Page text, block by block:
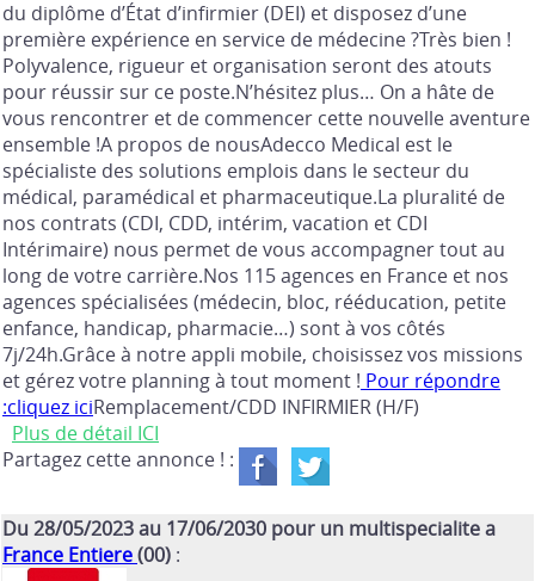
du diplôme d’État d’infirmier (DEI) et disposez d’une
première expérience en service de médecine ?Très bien !
Polyvalence, rigueur et organisation seront des atouts
pour réussir sur ce poste.N’hésitez plus… On a hâte de
vous rencontrer et de commencer cette nouvelle aventure
ensemble !A propos de nousAdecco Medical est le
spécialiste des solutions emplois dans le secteur du
médical, paramédical et pharmaceutique.La pluralité de
nos contrats (CDI, CDD, intérim, vacation et CDI
Intérimaire) nous permet de vous accompagner tout au
long de votre carrière.Nos 115 agences en France et nos
agences spécialisées (médecin, bloc, rééducation, petite
enfance, handicap, pharmacie…) sont à vos côtés
7j/24h.Grâce à notre appli mobile, choisissez vos missions
et gérez votre planning à tout moment ! Pour répondre
:cliquez iciRemplacement/CDD INFIRMIER (H/F)
Plus de détail ICI
Partagez cette annonce ! :
Du 28/05/2023 au 17/06/2030 pour un multispecialite a
France Entiere(00) :